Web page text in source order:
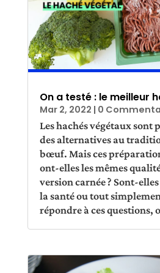
On a testé : le meilleur
Mar 2, 2022 | 0
Les hachés végétaux sont
des alternatives au
bœuf. Mais ces
ont-elles les mêmes
version carnée ? Sont-
la santé ou tout
répondre à ces questions,